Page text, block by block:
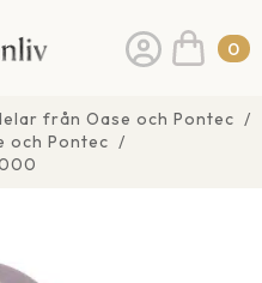
0
från Oase och Pontec
och Pontec